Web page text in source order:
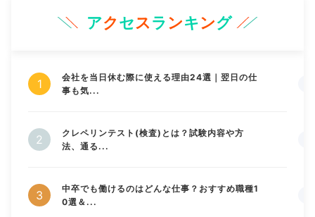
アクセスランキング
会社を当日休む際に使える理由24選｜翌日の仕
事も気...
クレペリンテスト(検査)とは？試験内容や方
法、通る...
中卒でも働けるのはどんな仕事？おすすめ職種1
0選＆...